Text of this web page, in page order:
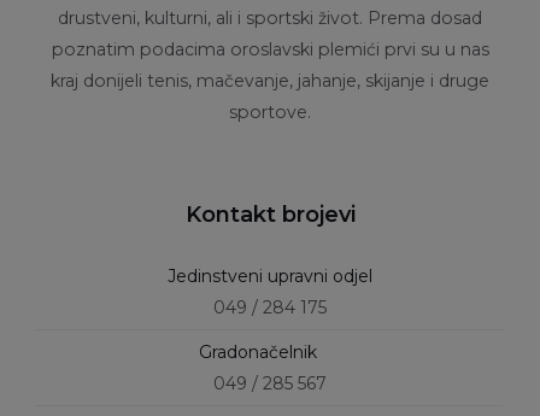
drustveni, kulturni, ali i sportski život. Prema dosad
poznatim podacima oroslavski plemići prvi su u nas
kraj donijeli tenis, mačevanje, jahanje, skijanje i druge
sportove.
Kontakt brojevi
Jedinstveni upravni odjel
049 / 284 175
Gradonačelnik
049 / 285 567